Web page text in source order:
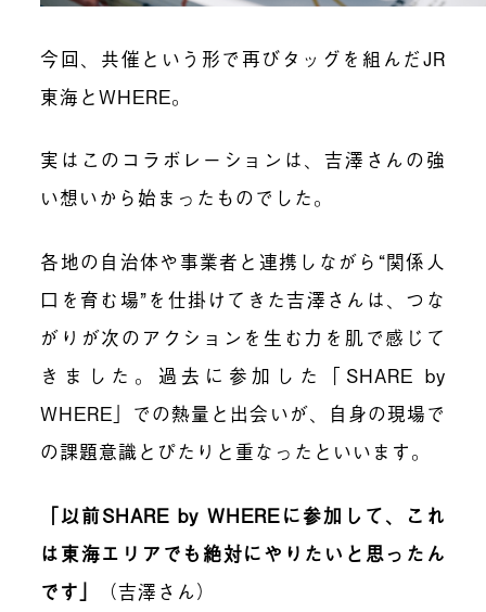
今回、共催という形で再びタッグを組んだJR
東海とWHERE。
実はこのコラボレーションは、吉澤さんの強
い想いから始まったものでした。
各地の自治体や事業者と連携しながら“関係人
口を育む場”を仕掛けてきた吉澤さんは、つな
がりが次のアクションを生む力を肌で感じて
きました。過去に参加した「SHARE by
WHERE」での熱量と出会いが、自身の現場で
の課題意識とぴたりと重なったといいます。
「以前SHARE by WHEREに参加して、これ
は東海エリアでも絶対にやりたいと思ったん
です 」 （吉澤さん）